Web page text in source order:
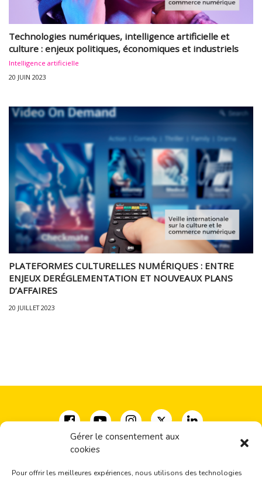
Gérer le consentement aux
cookies
Pour offrir les meilleures expériences, nous utilisons des technologies
Technologies numériques, intelligence artificielle et
culture : enjeux politiques, économiques et industriels
Intelligence artificielle
20 JUIN 2023
PLATEFORMES CULTURELLES NUMÉRIQUES : ENTRE
ENJEUX DERÉGLEMENTATION ET NOUVEAUX PLANS
D’AFFAIRES
20 JUILLET 2023
Coalition pour la diversité des expressions culturelles